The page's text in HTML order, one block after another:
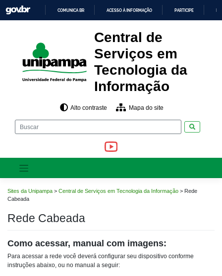
para
o
O
CONTEÚDO
COMUNICA BR ACESSO À INFORMAÇÃO PARTICIPE
Central de
Serviços em
Tecnologia da
Informação
Alto contraste Mapa do site
Sites da Unipampa > Central de Serviços em Tecnologia da Informação > Rede
Cabeada
Rede Cabeada
Como acessar, manual com imagens:
Para acessar a rede você deverá configurar seu dispositivo conforme
instruções abaixo, ou no manual a seguir: